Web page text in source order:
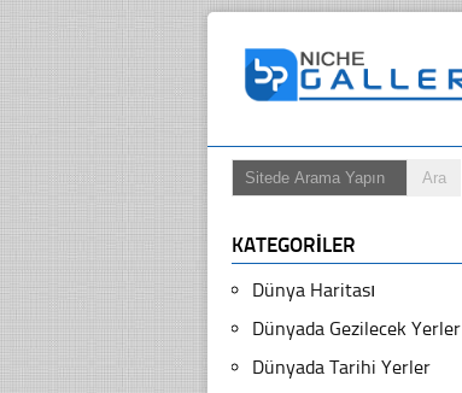
KATEGORILER
Dünya Haritası
Dünyada Gezilecek Yerler
Dünyada Tarihi Yerler